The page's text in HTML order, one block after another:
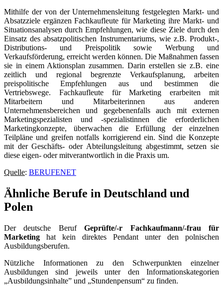
Mithilfe der von der Unternehmensleitung festgelegten Markt- und
Absatzziele ergänzen Fachkaufleute für Marketing ihre Markt- und
Situationsanalysen durch Empfehlungen, wie diese Ziele durch den
Einsatz des absatzpolitischen Instrumentariums, wie z.B. Produkt-,
Distributions- und Preispolitik sowie Werbung und
Verkaufsförderung, erreicht werden können. Die Maßnahmen fassen
sie in einem Aktionsplan zusammen. Darin erstellen sie z.B. eine
zeitlich und regional begrenzte Verkaufsplanung, arbeiten
preispolitische Empfehlungen aus und bestimmen die
Vertriebswege. Fachkaufleute für Marketing erarbeiten mit
Mitarbeitern und Mitarbeiterinnen aus anderen
Unternehmensbereichen und gegebenenfalls auch mit externen
Marketingspezialisten und -spezialistinnen die erforderlichen
Marketingkonzepte, überwachen die Erfüllung der einzelnen
Teilpläne und greifen notfalls korrigierend ein. Sind die Konzepte
mit der Geschäfts- oder Abteilungsleitung abgestimmt, setzen sie
diese eigen- oder mitverantwortlich in die Praxis um.
Quelle: BERUFENET
Ähnliche Berufe in Deutschland und
Polen
Der deutsche BerufGeprüfte/-r Fachkaufmann/-frau für
Marketing hat kein direktes Pendant unter den polnischen
Ausbildungsberufen.
Nützliche Informationen zu den Schwerpunkten einzelner
Ausbildungen sind jeweils unter den Informationskategorien
„Ausbildungsinhalte” und „Stundenpensum“ zu finden.